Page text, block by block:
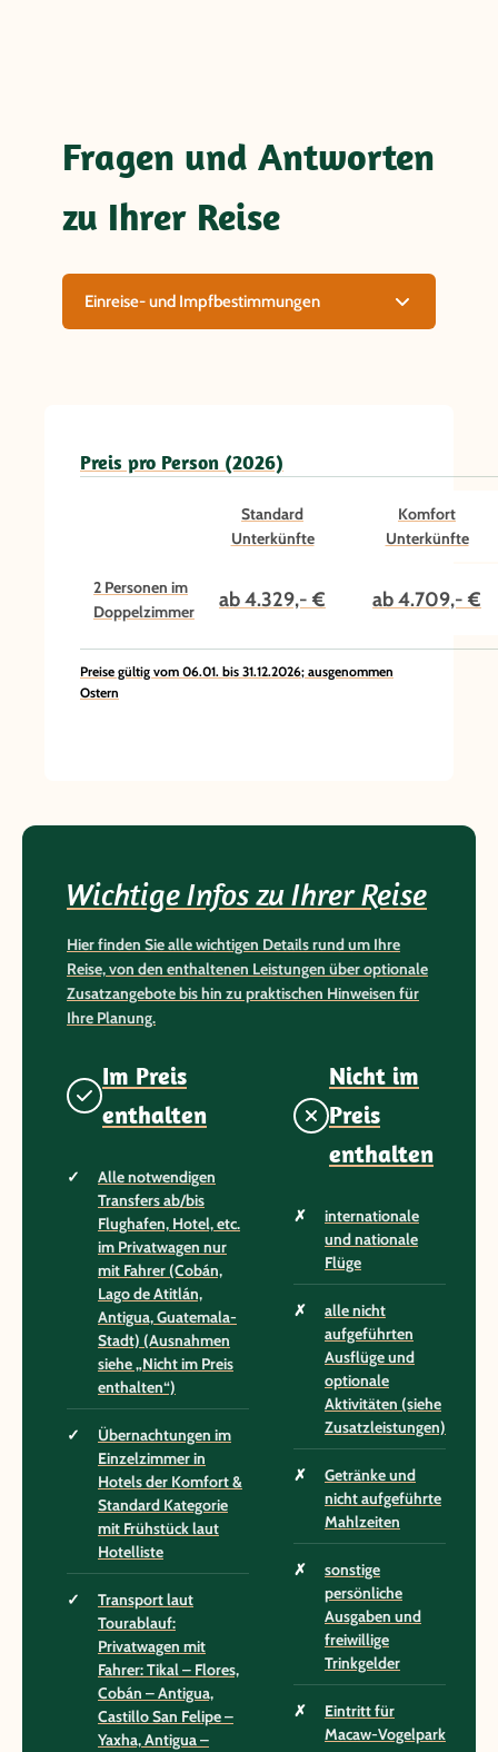
Fragen und Antworten
zu Ihrer Reise
Einreise- und Impfbestimmungen
Preis pro Person (2026)
Standard
Unterkünfte
Komfort
Unterkünfte
2 Personen im
Doppelzimmer
ab 4.329,- € ab 4.709,- €
Preise gültig vom 06.01. bis 31.12.2026; ausgenommen
Ostern
Wichtige Infos zu Ihrer Reise
Hier finden Sie alle wichtigen Details rund um Ihre
Reise, von den enthaltenen Leistungen über optionale
Zusatzangebote bis hin zu praktischen Hinweisen für
Ihre Planung.
Im Preis
enthalten
Alle notwendigen
Transfers ab/bis
Flughafen, Hotel, etc.
im Privatwagen nur
mit Fahrer (Cobán,
Lago de Atitlán,
Antigua, Guatemala-
Stadt) (Ausnahmen
siehe „Nicht im Preis
enthalten“)
Übernachtungen im
Einzelzimmer in
Hotels der Komfort &
Standard Kategorie
mit Frühstück laut
Hotelliste
Transport laut
Tourablauf:
Privatwagen mit
Fahrer: Tikal – Flores,
Cobán – Antigua,
Castillo San Felipe –
Yaxha, Antigua –
Nicht im
Preis
enthalten
internationale
und nationale
Flüge
alle nicht
aufgeführten
Ausflüge und
optionale
Aktivitäten (siehe
Zusatzleistungen)
Getränke und
nicht aufgeführte
Mahlzeiten
sonstige
persönliche
Ausgaben und
freiwillige
Trinkgelder
Eintritt für
Macaw-Vogelpark